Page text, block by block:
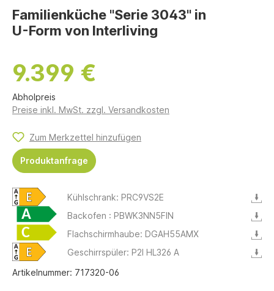
Familienküche "Serie 3043" in
U-Form von Interliving
9.399 €
Abholpreis
Preise inkl. MwSt. zzgl. Versandkosten
Zum Merkzettel hinzufügen
Produktanfrage
Kühlschrank: PRC9VS2E
Backofen : PBWK3NN5FIN
Flachschirmhaube: DGAH55AMX
Geschirrspüler: P2I HL326 A
Artikelnummer: 717320-06